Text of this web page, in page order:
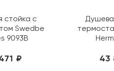
стойка с
Swedbe
9093B
₽ 43